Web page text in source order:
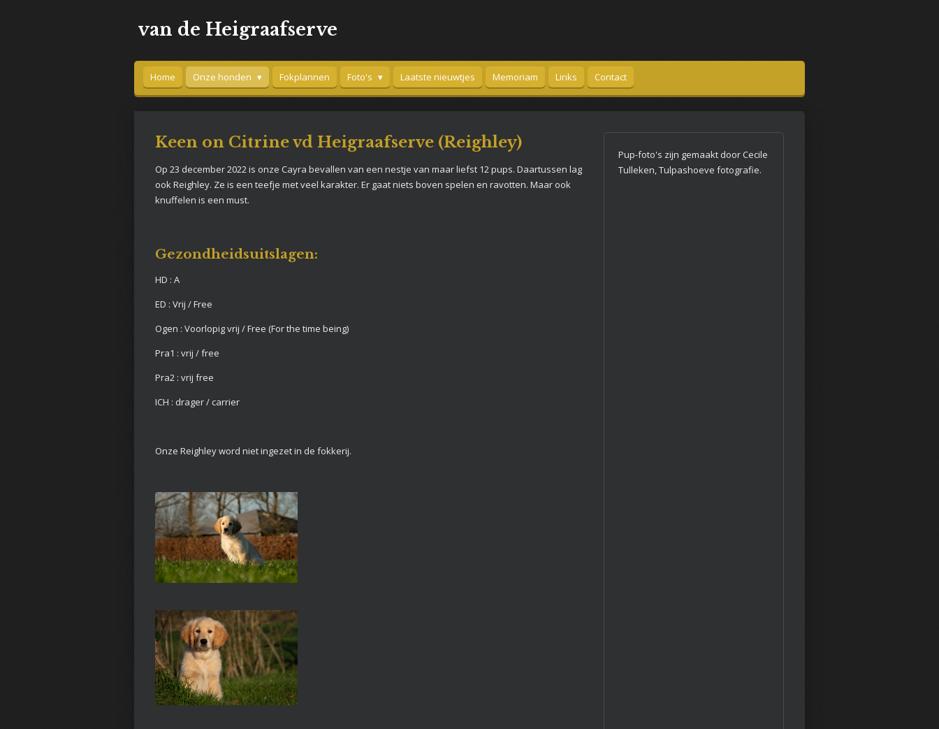
van de Heigraafserve
Home Onze honden Fokplannen Foto's Laatste nieuwtjes Memoriam Links Contact
Keen on Citrine vd Heigraafserve (Reighley)
Op 23 december 2022 is onze Cayra bevallen van een nestje van maar liefst 12 pups. Daartussen lag
ook Reighley. Ze is een teefje met veel karakter. Er gaat niets boven spelen en ravotten. Maar ook
knuffelen is een must.
Gezondheidsuitslagen:
HD : A
ED : Vrij / Free
Ogen : Voorlopig vrij / Free (For the time being)
Pra1 : vrij / free
Pra2 : vrij free
ICH : drager / carrier
Onze Reighley word niet ingezet in de fokkerij.
Pup-foto's zijn gemaakt door Cecile
Tulleken, Tulpashoeve fotografie.